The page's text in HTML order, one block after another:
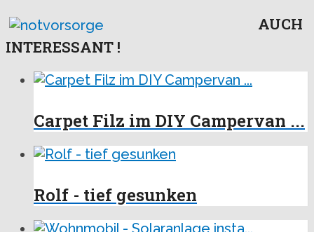
AUCH
INTERESSANT !
Carpet Filz im DIY Campervan ...
Rolf - tief gesunken